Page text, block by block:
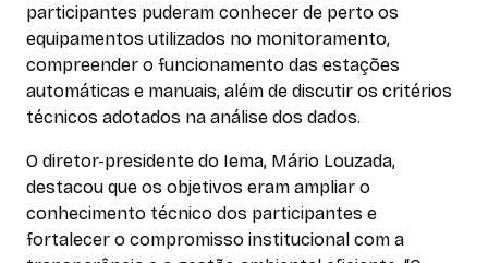
participantes puderam conhecer de perto os
equipamentos utilizados no monitoramento,
compreender o funcionamento das estações
automáticas e manuais, além de discutir os critérios
técnicos adotados na análise dos dados.
O diretor-presidente do Iema, Mário Louzada,
destacou que os objetivos eram ampliar o
conhecimento técnico dos participantes e
fortalecer o compromisso institucional com a